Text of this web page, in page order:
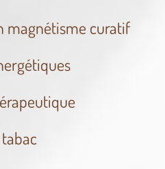
magnétisme curatif